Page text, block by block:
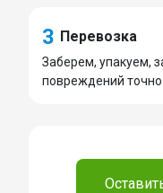
3 Перевозка
Заберем, упакуем,
повреждений точно